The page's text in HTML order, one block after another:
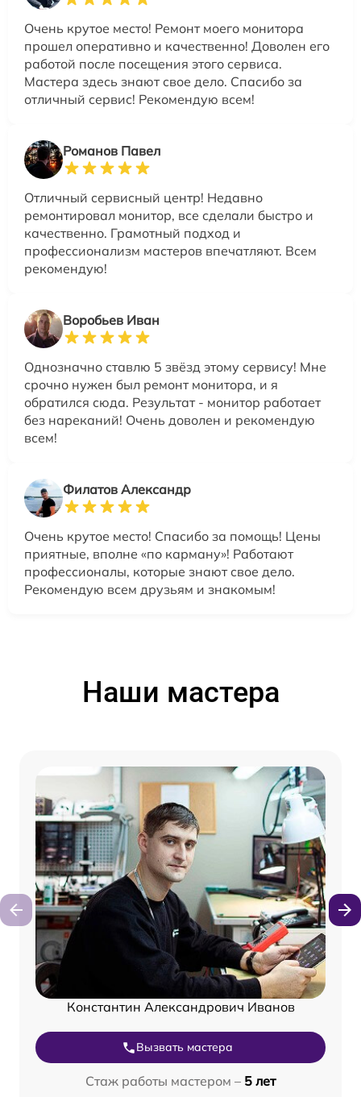
Очень крутое место! Ремонт моего монитора
прошел оперативно и качественно! Доволен его
работой после посещения этого сервиса.
Мастера здесь знают свое дело. Спасибо за
отличный сервис! Рекомендую всем!
Романов Павел
Отличный сервисный центр! Недавно
ремонтировал монитор, все сделали быстро и
качественно. Грамотный подход и
профессионализм мастеров впечатляют. Всем
рекомендую!
Воробьев Иван
Однозначно ставлю 5 звёзд этому сервису! Мне
срочно нужен был ремонт монитора, и я
обратился сюда. Результат - монитор работает
без нареканий! Очень доволен и рекомендую
всем!
Филатов Александр
Очень крутое место! Спасибо за помощь! Цены
приятные, вполне «по карману»! Работают
профессионалы, которые знают свое дело.
Рекомендую всем друзьям и знакомым!
Наши мастера
Константин Александрович Иванов
Вызвать мастера
Стаж работы мастером – 5 лет